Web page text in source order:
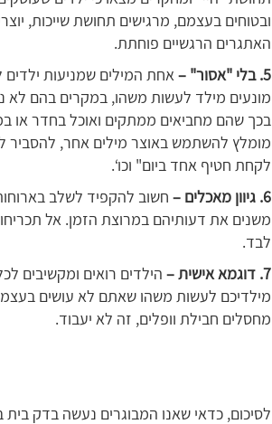
ובטוחים בעצמם, מרגישים תחושת שייכות,
האתגרים הרגשיים פוחתת.
5. בלי "אסור" –
אחת המילים שמניעות
מונעים מילד לעשות משהו, במקרים בהם לא
בכך שהם מחביאים ממתקים ואוכל בחדר או
מומלץ להשתמש באוצר מילים אחר, להסביר
לקחת חטיף אחד ביום" וכו‘.
6. גיוון מאכלים –
חשוב להקפיד לשלב
משנים את דעותיהם במרוצת הזמן. אל תכריחו
לבד.
7. דוגמא אישית –
הילדים רואים ומקשיבים
מילדיכם לעשות משהו שאתם לא עושים
מחסלים חבילת וופלים, זה לא יעבוד.
לסיכום, כדאי שאנו המבוגרים נעשה בדק בית